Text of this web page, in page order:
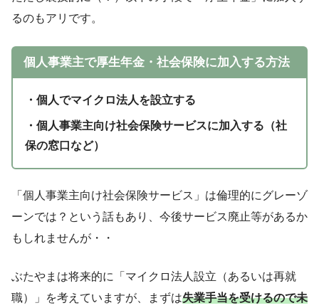
るのもアリです。
個人事業主で厚生年金・社会保険に加入する方法
・個人でマイクロ法人を設立する
・個人事業主向け社会保険サービスに加入する（社
保の窓口など）
「個人事業主向け社会保険サービス」は倫理的にグレーゾ
ーンでは？という話もあり、今後サービス廃止等があるか
もしれませんが・・
ぶたやまは将来的に「マイクロ法人設立（あるいは再就
職）」を考えていますが、まずは失業手当を受けるので未